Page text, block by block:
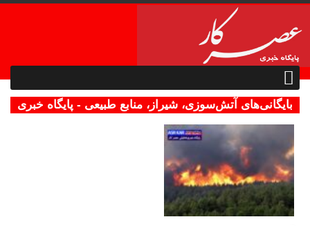
بایگانی‌های آتش‌سوزی، شیراز، منابع طبیعی - پایگاه خبری
تحلیلی عصرکار
۰۲ تیر ۱۴۰۴